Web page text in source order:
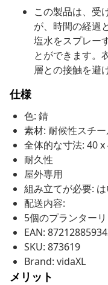
この製品は、受
が、時間の経過
塩水をスプレー
とができます。
層との接触を避
仕様
色: 錆
素材: 耐候性スチ
全体的な寸法: 40
耐久性
屋外専用
組み立てが必要: は
配送内容:
5個のプランター
EAN:
SKU: 873619
Brand: vidaXL
メリット